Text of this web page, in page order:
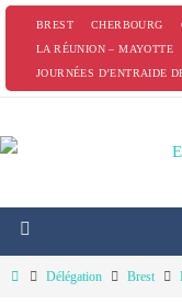
PasserBREST CHERBOURG
LA RÉUNION – MAYOTTE
JOURNÉES D’ENTRAIDE
HomeDélégation Brest